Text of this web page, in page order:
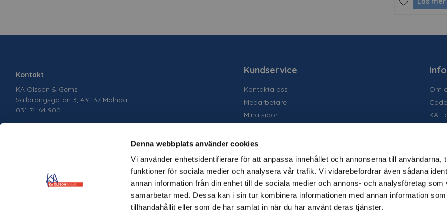
Denna webbplats använder cookies
Vi använder enhetsidentifierare för att anpassa innehållet och annonserna till användarna,
funktioner för sociala medier och analysera vår trafik. Vi vidarebefordrar även sådana
annan information från din enhet till de sociala medier och annons- och analysföretag som
samarbetar med. Dessa kan i sin tur kombinera informationen med annan information
tillhandahållit eller som de har samlat in när du har använt deras tjänster.
Kontakt
KA Olsson & Gems
Sallarängsgatan 3, 431 37 Mölndal
031 74 64 900
Kundservice
Kontakta oss
Medarbetare
Mina sidor
Allmänna villkor
Om
KA